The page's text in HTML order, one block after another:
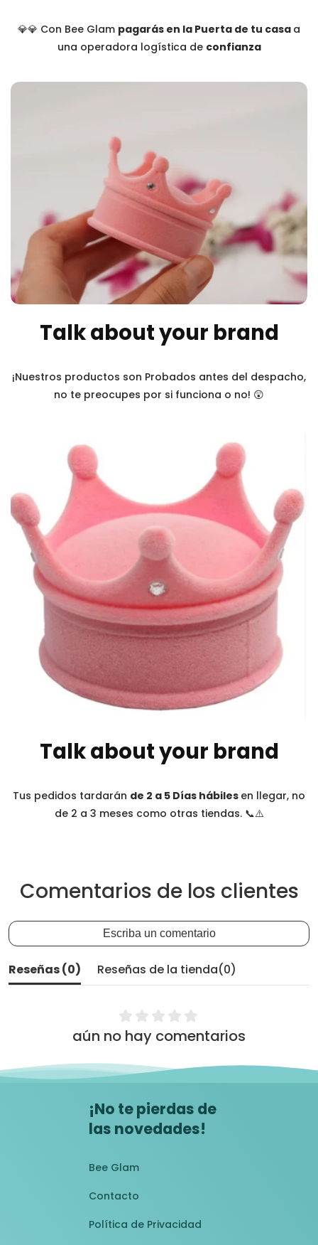
💎💎 Con Bee Glam pagarás en la Puerta de tu casa a
una operadora logística de confianza
Talk about your brand
¡Nuestros productos son Probados antes del despacho,
no te preocupes por si funciona o no! 😲
Talk about your brand
Tus pedidos tardarán de 2 a 5 Días hábiles en llegar, no
de 2 a 3 meses como otras tiendas. 📞⚠️
Comentarios de los clientes
Escriba un comentario
Reseñas (0) Reseñas de la tienda(0)
aún no hay comentarios
¡No te pierdas de
las novedades!
Bee Glam
Contacto
Política de Privacidad